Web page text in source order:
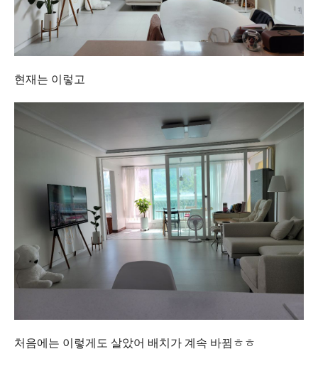
현재는 이렇고
처음에는 이렇게도 살았어 배치가 계속 바뀜ㅎㅎ